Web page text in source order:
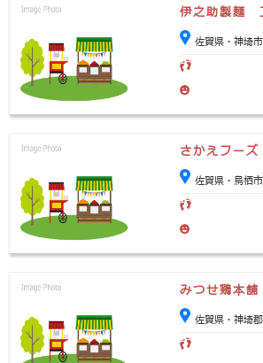
伊之助製麺
佐賀県・神埼市
さかえフー
佐賀県・鳥栖市
みつせ鶏本
佐賀県・神埼郡